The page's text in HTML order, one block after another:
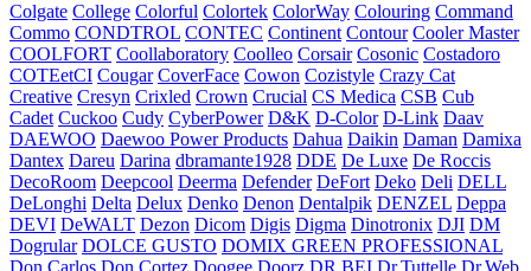
Colgate College Colorful Colortek ColorWay Colouring Command
Commo CONDTROL CONTEC Continent Contour Cooler Master
COOLFORT Coollaboratory Coolleo Corsair Cosonic Costadoro
COTEetCI Cougar CoverFace Cowon Cozistyle Crazy Cat
Creative Cresyn Crixled Crown Crucial CS Medica CSB Cub
Cadet Cuckoo Cudy CyberPower D&K D-Color D-Link Daav
DAEWOO Daewoo Power Products Dahua Daikin Daman Damixa
Dantex Dareu Darina dbramante1928 DDE De Luxe De Roccis
DecoRoom Deepcool Deerma Defender DeFort Deko Deli DELL
DeLonghi Delta Delux Denko Denon Dentalpik DENZEL Deppa
DEVI DeWALT Dezon Dicom Digis Digma Dinotronix DJI DM
Dogrular DOLCE GUSTO DOMIX GREEN PROFESSIONAL
Don Carlos Don Cortez Doogee Doorz DR.BEI Dr.Tuttelle Dr.Web